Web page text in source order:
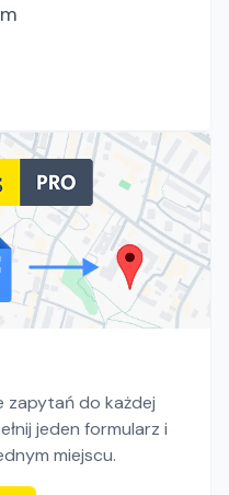
zapytań do każdej
jeden formularz i
miejscu.